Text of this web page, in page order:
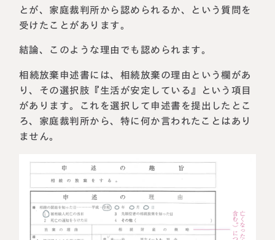
とが、家庭裁判所から認められるか、という質問を
受けたことがあります。
結論、このような理由でも認められます。
相続放棄申述書には、相続放棄の理由という欄があ
り、その選択肢『生活が安定している』という項目
があります。これを選択して申述書を提出したとこ
ろ、家庭裁判所から、特に何か言われたことはあり
ません。